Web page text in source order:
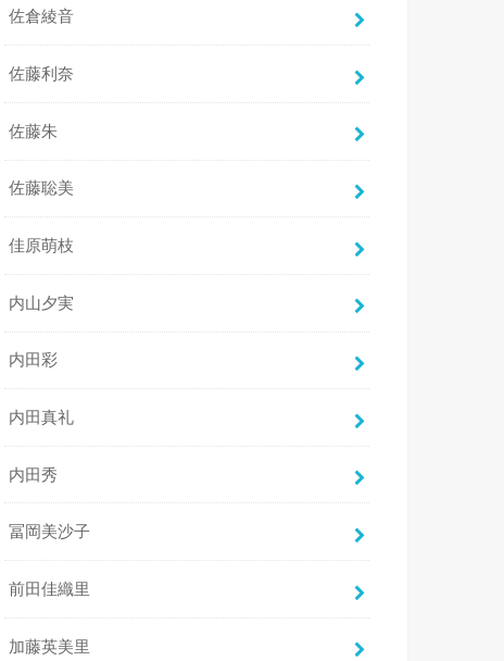
佐倉綾音
佐藤利奈
佐藤朱
佐藤聡美
佳原萌枝
内山夕実
内田彩
内田真礼
内田秀
冨岡美沙子
前田佳織里
加藤英美里